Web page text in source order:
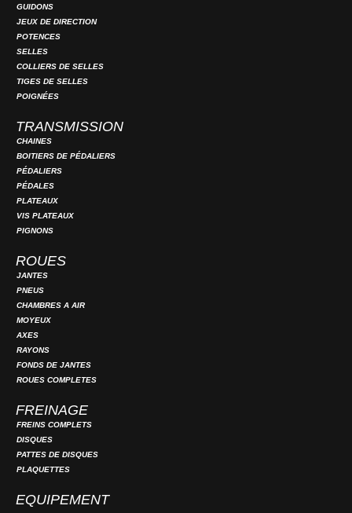
GUIDONS
JEUX DE DIRECTION
POTENCES
SELLES
COLLIERS DE SELLES
TIGES DE SELLES
POIGNÉES
TRANSMISSION
CHAINES
BOITIERS DE PÉDALIERS
PÉDALIERS
PÉDALES
PLATEAUX
VIS PLATEAUX
PIGNONS
ROUES
JANTES
PNEUS
CHAMBRES A AIR
MOYEUX
AXES
RAYONS
FONDS DE JANTES
ROUES COMPLETES
FREINAGE
FREINS COMPLETS
DISQUES
PATTES DE DISQUES
PLAQUETTES
EQUIPEMENT